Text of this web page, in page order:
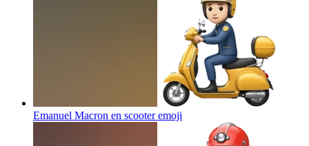
Emanuel Macron en scooteremoji